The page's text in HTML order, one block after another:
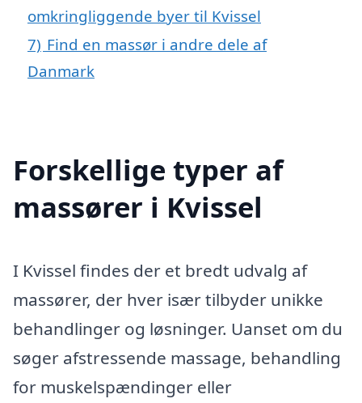
omkringliggende byer til Kvissel
7) Find en massør i andre dele af
Danmark
Forskellige typer af
massører i Kvissel
I Kvissel findes der et bredt udvalg af
massører, der hver især tilbyder unikke
behandlinger og løsninger. Uanset om du
søger afstressende massage, behandling
for muskelspændinger eller